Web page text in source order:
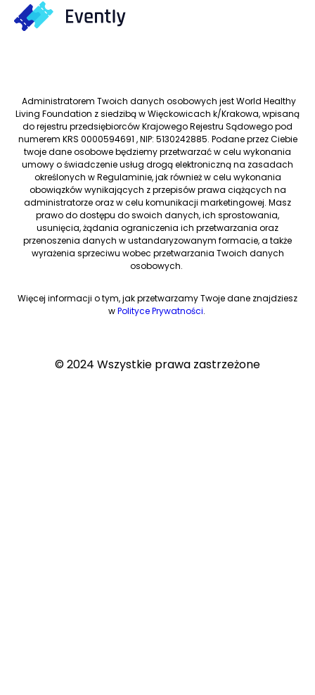
Administratorem Twoich danych osobowych jest World Healthy
Living Foundation z siedzibą w Więckowicach k/Krakowa, wpisaną
do rejestru przedsiębiorców Krajowego Rejestru Sądowego pod
numerem KRS 0000594691 , NIP: 5130242885. Podane przez Ciebie
twoje dane osobowe będziemy przetwarzać w celu wykonania
umowy o świadczenie usług drogą elektroniczną na zasadach
określonych w Regulaminie, jak również w celu wykonania
obowiązków wynikających z przepisów prawa ciążących na
administratorze oraz w celu komunikacji marketingowej. Masz
prawo do dostępu do swoich danych, ich sprostowania,
usunięcia, żądania ograniczenia ich przetwarzania oraz
przenoszenia danych w ustandaryzowanym formacie, a także
wyrażenia sprzeciwu wobec przetwarzania Twoich danych
osobowych.
Więcej informacji o tym, jak przetwarzamy Twoje dane znajdziesz
wPolityce Prywatności.
© 2024 Wszystkie prawa zastrzeżone